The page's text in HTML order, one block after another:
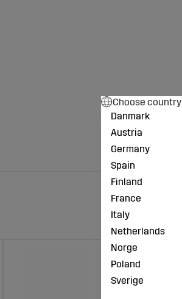
Choose country
Danmark
Austria
Germany
Spain
Finland
France
Italy
Netherlands
Norge
Poland
Sverige